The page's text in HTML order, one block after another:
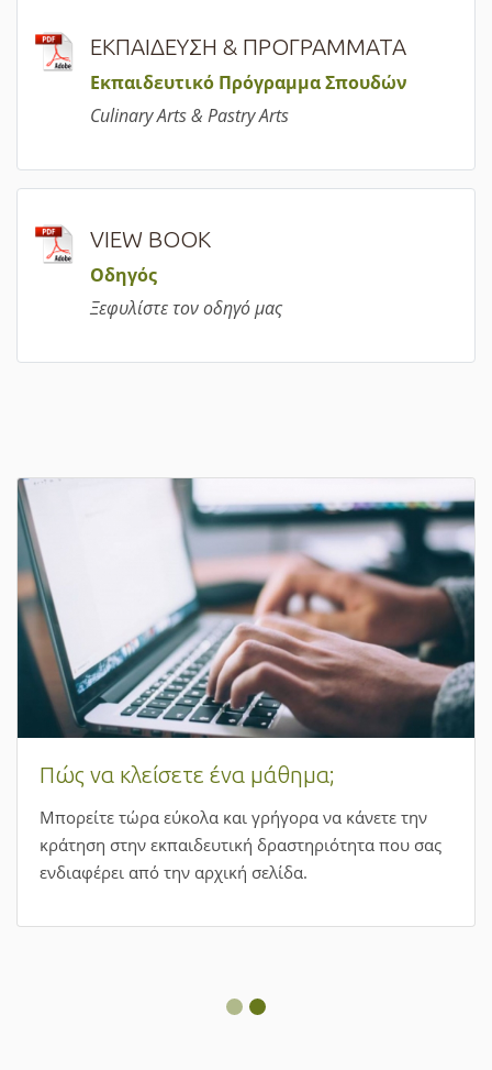
ΕΚΠΑΙΔΕΥΣΗ & ΠΡΟΓΡΑΜΜΑΤΑ
Εκπαιδευτικό Πρόγραμμα Σπουδών
Culinary Arts & Pastry Arts
VIEW BOOK
Οδηγός
Ξεφυλίστε τον οδηγό μας
Πώς να κλείσετε ένα μάθημα;
Μπορείτε τώρα εύκολα και γρήγορα να κάνετε την
κράτηση στην εκπαιδευτική δραστηριότητα που σας
ενδιαφέρει από την αρχική σελίδα.